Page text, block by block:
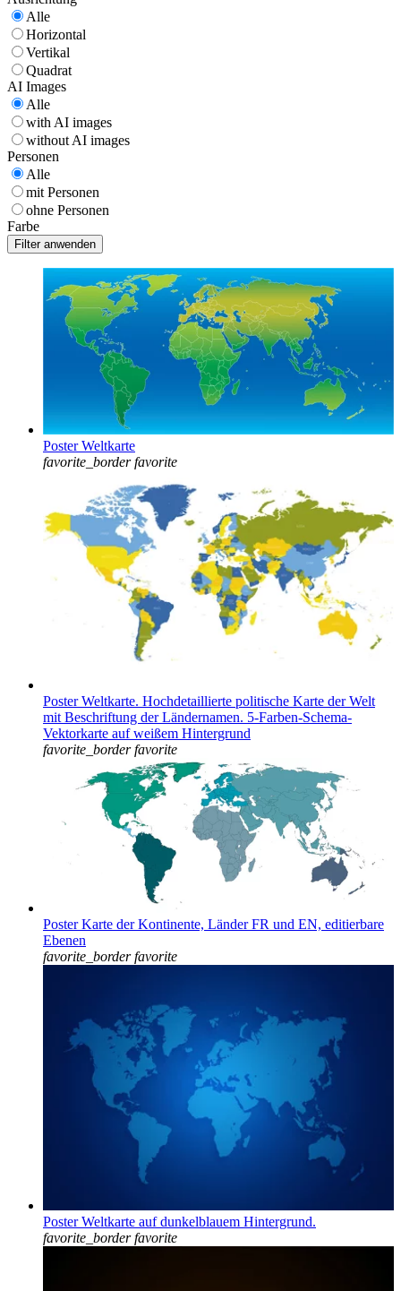
Alle
Horizontal
Vertikal
Quadrat
AI Images
Alle
with AI images
without AI images
Personen
Alle
mit Personen
ohne Personen
Farbe
Poster Weltkarte
favorite_border favorite
Poster Weltkarte. Hochdetaillierte politische Karte der Welt
mit Beschriftung der Ländernamen. 5-Farben-Schema-
Vektorkarte auf weißem Hintergrund
favorite_border favorite
Poster Karte der Kontinente, Länder FR und EN, editierbare
Ebenen
favorite_border favorite
Poster Weltkarte auf dunkelblauem Hintergrund.
favorite_border favorite